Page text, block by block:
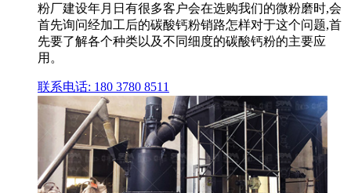
粉厂建设年月日有很多客户会在选购我们的微粉磨时,会
首先询问经加工后的碳酸钙粉销路怎样对于这个问题,首
先要了解各个种类以及不同细度的碳酸钙粉的主要应
用。
联系电话: 180 3780 8511